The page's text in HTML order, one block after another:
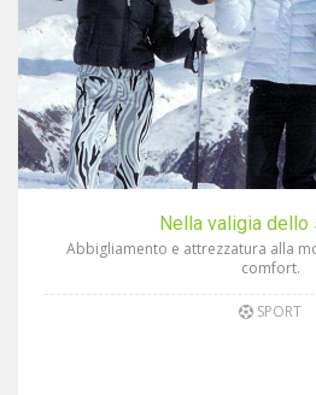
Nella valigia dello
Abbigliamento e attrezzatura alla
comfort.
SPORT